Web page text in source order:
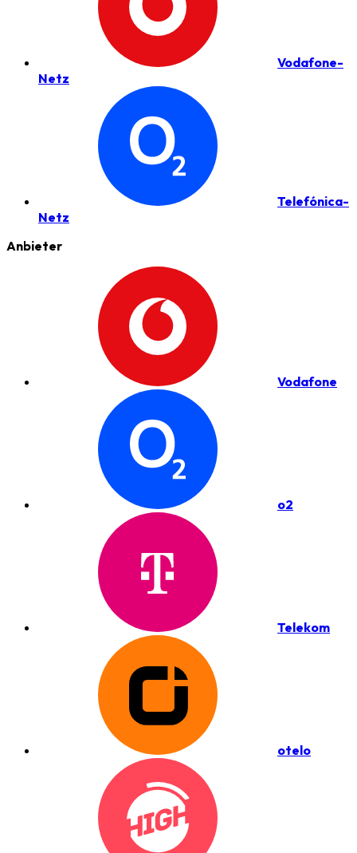
Vodafone-
Netz
Telefónica-
Netz
Anbieter
Vodafone
o2
Telekom
otelo